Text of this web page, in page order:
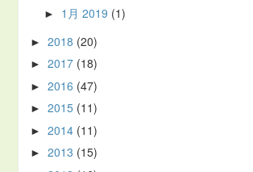
► 1月 2019 (1)
►2018 (20)
►2017 (18)
►2016 (47)
►2015 (11)
►2014 (11)
►2013 (15)